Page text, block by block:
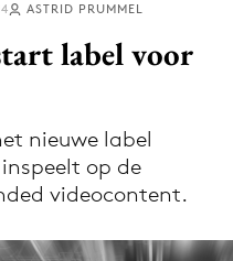
via de Adformatie
app
ASTRID PRUMMEL
label voor
nieuwe label
op de
videocontent.